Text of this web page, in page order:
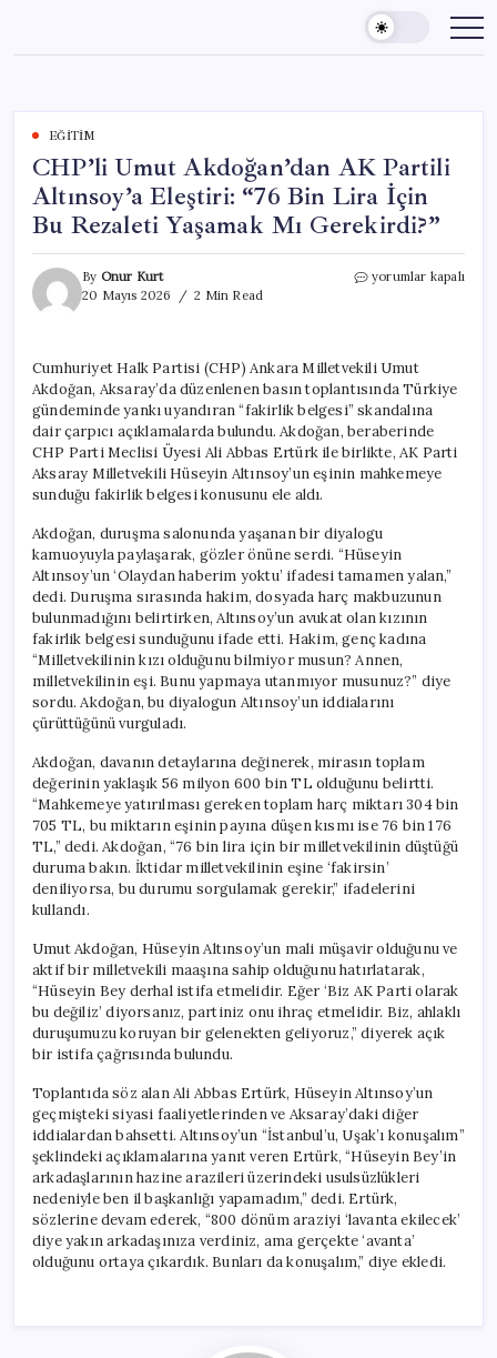
content
EĞITIM
CHP’li Umut Akdoğan’dan AK Partili
Altınsoy’a Eleştiri: “76 Bin Lira İçin
Bu Rezaleti Yaşamak Mı Gerekirdi?”
By Onur Kurt
20 Mayıs 2026
2 Min Read
CHP’li
Altınsoy’a
Eleştiri:
“76
Bin
Lira
İçin
Bu
Mı
Gerekirdi?”
için
yorumlar kapalı
Cumhuriyet Halk Partisi (CHP) Ankara Milletvekili Umut
Akdoğan, Aksaray’da düzenlenen basın toplantısında Türkiye
gündeminde yankı uyandıran “fakirlik belgesi” skandalına
dair çarpıcı açıklamalarda bulundu. Akdoğan, beraberinde
CHP Parti Meclisi Üyesi Ali Abbas Ertürk ile birlikte, AK Parti
Aksaray Milletvekili Hüseyin Altınsoy’un eşinin mahkemeye
sunduğu fakirlik belgesi konusunu ele aldı.
Akdoğan, duruşma salonunda yaşanan bir diyalogu
kamuoyuyla paylaşarak, gözler önüne serdi. “Hüseyin
Altınsoy’un ‘Olaydan haberim yoktu’ ifadesi tamamen yalan,”
dedi. Duruşma sırasında hakim, dosyada harç makbuzunun
bulunmadığını belirtirken, Altınsoy’un avukat olan kızının
fakirlik belgesi sunduğunu ifade etti. Hakim, genç kadına
“Milletvekilinin kızı olduğunu bilmiyor musun? Annen,
milletvekilinin eşi. Bunu yapmaya utanmıyor musunuz?” diye
sordu. Akdoğan, bu diyalogun Altınsoy’un iddialarını
çürüttüğünü vurguladı.
Akdoğan, davanın detaylarına değinerek, mirasın toplam
değerinin yaklaşık 56 milyon 600 bin TL olduğunu belirtti.
“Mahkemeye yatırılması gereken toplam harç miktarı 304 bin
705 TL, bu miktarın eşinin payına düşen kısmı ise 76 bin 176
TL,” dedi. Akdoğan, “76 bin lira için bir milletvekilinin düştüğü
duruma bakın. İktidar milletvekilinin eşine ‘fakirsin’
deniliyorsa, bu durumu sorgulamak gerekir,” ifadelerini
kullandı.
Umut Akdoğan, Hüseyin Altınsoy’un mali müşavir olduğunu ve
aktif bir milletvekili maaşına sahip olduğunu hatırlatarak,
“Hüseyin Bey derhal istifa etmelidir. Eğer ‘Biz AK Parti olarak
bu değiliz’ diyorsanız, partiniz onu ihraç etmelidir. Biz, ahlaklı
duruşumuzu koruyan bir gelenekten geliyoruz,” diyerek açık
bir istifa çağrısında bulundu.
Toplantıda söz alan Ali Abbas Ertürk, Hüseyin Altınsoy’un
geçmişteki siyasi faaliyetlerinden ve Aksaray’daki diğer
iddialardan bahsetti. Altınsoy’un “İstanbul’u, Uşak’ı konuşalım”
şeklindeki açıklamalarına yanıt veren Ertürk, “Hüseyin Bey’in
arkadaşlarının hazine arazileri üzerindeki usulsüzlükleri
nedeniyle ben il başkanlığı yapamadım,” dedi. Ertürk,
sözlerine devam ederek, “800 dönüm araziyi ‘lavanta ekilecek’
diye yakın arkadaşınıza verdiniz, ama gerçekte ‘avanta’
olduğunu ortaya çıkardık. Bunları da konuşalım,” diye ekledi.